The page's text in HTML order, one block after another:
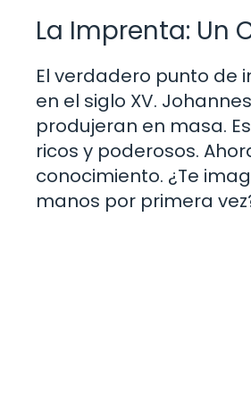
La Imprenta: Un
El verdadero punto de
en el siglo XV.
produjeran en masa.
ricos y poderosos.
conocimiento. ¿Te
manos por primera